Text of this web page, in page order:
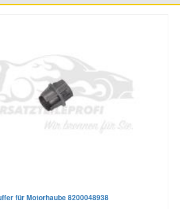
für Motorhaube 8200048938